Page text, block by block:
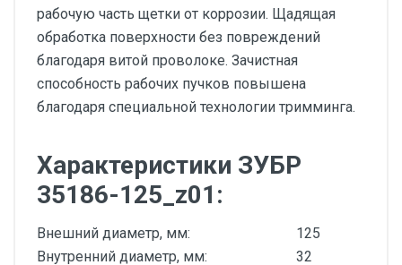
рабочую часть щетки от коррозии. Щадящая
обработка поверхности без повреждений
благодаря витой проволоке. Зачистная
способность рабочих пучков повышена
благодаря специальной технологии тримминга.
Характеристики ЗУБР
35186-125_z01:
Внешний диаметр, мм:
125
Внутренний диаметр, мм:
32